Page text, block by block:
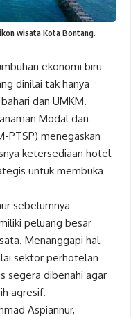
wisata Kota Bontang.
ekonomi biru
dinilai tak hanya
dan UMKM.
Modal dan
PTSP) menegaskan
ketersediaan hotel
untuk membuka
sebelumnya
peluang besar
Menanggapi hal
sektor perhotelan
segera dibenahi agar
agresif.
Aspiannur,